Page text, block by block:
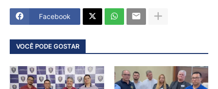
Facebook
VOCÊ PODE GOSTAR